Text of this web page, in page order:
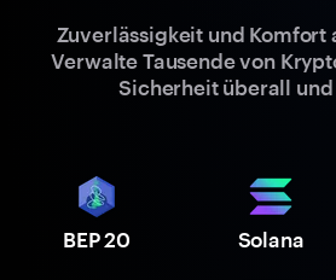
Zuverlässigkeit und Komfort
Verwalte Tausende von
Sicherheit überall
BEP 20 Solana